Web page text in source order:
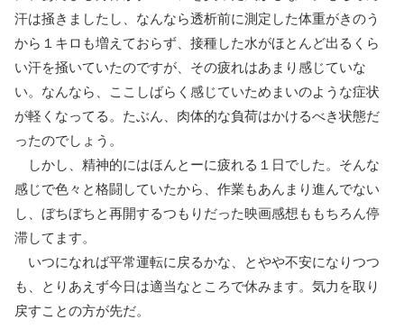
汗は掻きましたし、なんなら透析前に測定した体重がきのう
から１キロも増えておらず、接種した水がほとんど出るくら
い汗を掻いていたのですが、その疲れはあまり感じていな
い。なんなら、ここしばらく感じていためまいのような症状
が軽くなってる。たぶん、肉体的な負荷はかけるべき状態だ
ったのでしょう。
しかし、精神的にはほんとーに疲れる１日でした。そんな
感じで色々と格闘していたから、作業もあんまり進んでない
し、ぼちぼちと再開するつもりだった映画感想ももちろん停
滞してます。
いつになれば平常運転に戻るかな、とやや不安になりつつ
も、とりあえず今日は適当なところで休みます。気力を取り
戻すことの方が先だ。